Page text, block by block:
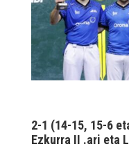
2-1 (14-15, 15-6
Ezkurra II .ari eta